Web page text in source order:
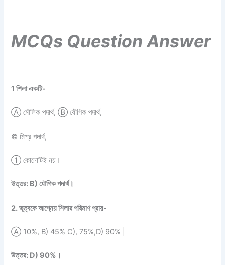
MCQs Question Answer
1 শিলা একটি-
Ⓐ মৌলিক পদার্থ, Ⓑ যৌগিক পদার্থ,
© মিশ্র পদার্থ,
① কোনোটিই নয়।
উত্তর: B) যৌগিক পদার্থ।
2. ভূত্বকে আগ্নেয় শিলার পরিমাণ প্রায়-
Ⓐ 10%, B) 45% C), 75%,D) 90% |
উত্তর: D) 90%।